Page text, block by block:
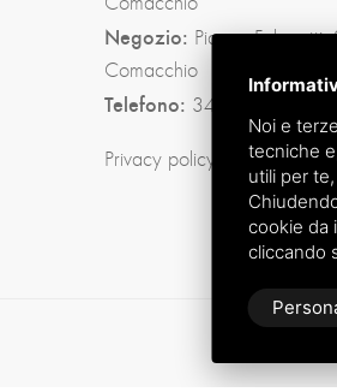
Negozio: Piazza
Comacchio
Telefono: 345 2692026
Privacy policy Sitemap
Noi e
tecniche
utili per
cookie da
cliccando